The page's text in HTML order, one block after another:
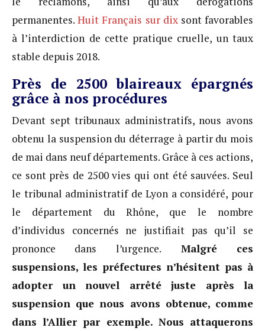
permanentes.Huit Français sur dixsont favorables
à l’interdiction de cette pratique cruelle, un taux
stable depuis 2018.
Près de 2500 blaireaux épargnés
grâce à nos procédures
Devant sept tribunaux administratifs, nous avons
obtenu la suspension du déterrage à partir du mois
de mai dans neuf départements. Grâce à ces actions,
ce sont près de 2500 vies qui ont été sauvées. Seul
le tribunal administratif de Lyon a considéré, pour
le département du Rhône, que le nombre
d’individus concernés ne justifiait pas qu’il se
prononce dans l’urgence. Malgré ces
suspensions, les préfectures n’hésitent pas à
adopter un nouvel arrêté juste après la
suspension que nous avons obtenue, comme
dans l’Allier par exemple. Nous attaquerons